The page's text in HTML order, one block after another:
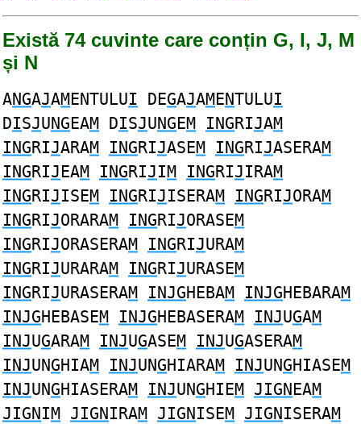
Există 74 cuvinte care conțin G, I, J, M
și N
ANGAJAMENTULUI DEGAJAMENTULUI
DISJUNGEAM DISJUNGEM INGRIJAM
INGRIJARAM INGRIJASEM INGRIJASERAM
INGRIJEAM INGRIJIM INGRIJIRAM
INGRIJISEM INGRIJISERAM INGRIJORAM
INGRIJORARAM INGRIJORASEM
INGRIJORASERAM INGRIJURAM
INGRIJURARAM INGRIJURASEM
INGRIJURASERAM INJGHEBAM INJGHEBARAM
INJGHEBASEM INJGHEBASERAM INJUGAM
INJUGARAM INJUGASEM INJUGASERAM
INJUNGHIAM INJUNGHIARAM INJUNGHIASEM
INJUNGHIASERAM INJUNGHIEM JIGNEAM
JIGNIM JIGNIRAM JIGNISEM JIGNISERAM